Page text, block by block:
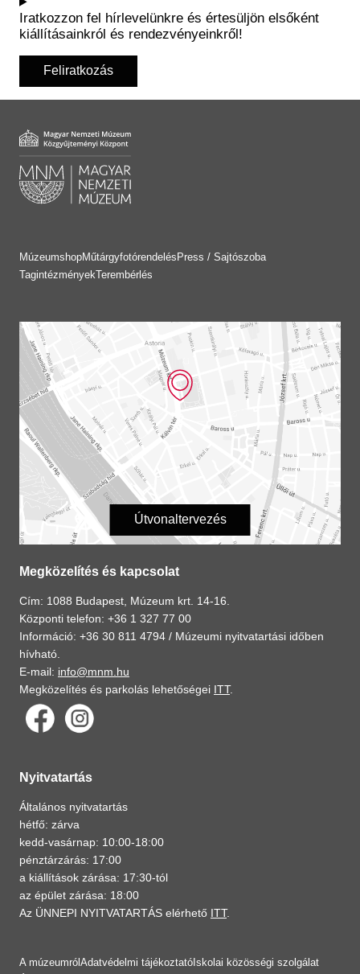
Iratkozzon fel hírlevelünkre és értesüljön elsőként
kiállításainkról és rendezvényeinkről!
Feliratkozás
MúzeumshopMűtárgyfotórendelés Press / Sajtószoba
TagintézményekTerembérlés
Útvonaltervezés
Megközelítés és kapcsolat
Cím: 1088 Budapest, Múzeum krt. 14-16.
Központi telefon: +36 1 327 77 00
Információ: +36 30 811 4794 / Múzeumi nyitvatartási időben
hívható.
E-mail: info@mnm.hu
Megközelítés és parkolás lehetőségei ITT.
Nyitvatartás
Általános nyitvatartás
hétfő: zárva
kedd-vasárnap: 10:00-18:00
pénztárzárás: 17:00
a kiállítások zárása: 17:30-tól
az épület zárása: 18:00
Az ÜNNEPI NYITVATARTÁS elérhető ITT.
A múzeumról Adatvédelmi tájékoztató Iskolai közösségi szolgálat